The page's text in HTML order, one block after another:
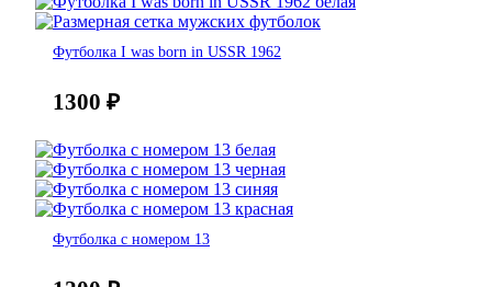
Футболка I was born in USSR 1962
1300 ₽
Футболка с номером 13